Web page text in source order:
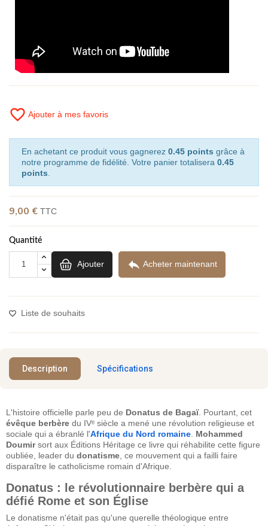
favorite_border Ajouter à mes favoris
En achetant ce produit vous gagnerez 0.45 points grâce à
notre programme de fidélité. Votre panier totalisera 0.45
points
9,00 € TTC
Quantité
Ajouter  Acheter maintenant
Liste de souhaits
Description Spécifications
L'histoire officielle parle peu de Donatus de Bagaï. Pourtant, cet
évêque berbère du IVᵉ siècle a mené une révolution religieuse et
sociale qui a ébranlé l'Afrique du Nord romaine Mohammed
Doumirsort aux Éditions Héritage ce livre qui réhabilite cette figure
oubliée, leader du donatisme , ce mouvement qui a failli faire
disparaître le catholicisme romain d'Afrique.
Donatus : le révolutionnaire berbère qui a
défié Rome et son Église
Le donatisme n'était pas qu'une querelle théologique entre